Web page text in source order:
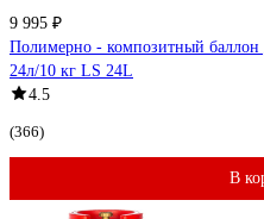
9 995 ₽
Полимерно - композитный
24л/10 кг LS 24L
4.5
(366)
В